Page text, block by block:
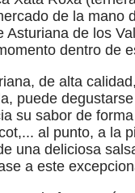
de la mano
Asturiana de los
dentro de
de alta
puede
su sabor de
al punto, a la
una deliciosa
a este